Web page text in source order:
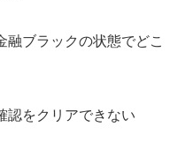
ブラックの状態でどこ
認をクリアできない